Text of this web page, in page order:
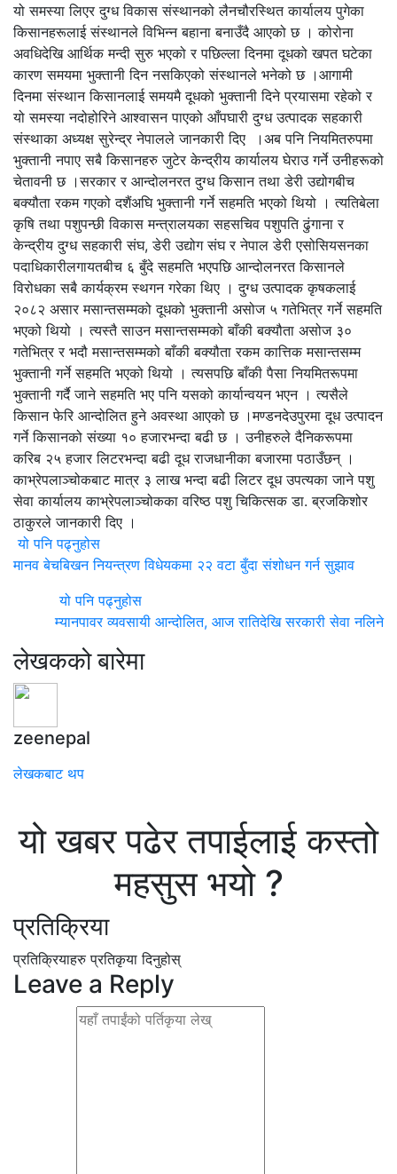
यो समस्या लिएर दुग्ध विकास संस्थानको लैनचौरस्थित कार्यालय पुगेका
किसानहरूलाई संस्थानले विभिन्न बहाना बनाउँदै आएको छ । कोरोना
अवधिदेखि आर्थिक मन्दी सुरु भएको र पछिल्ला दिनमा दूधको खपत घटेका
कारण समयमा भुक्तानी दिन नसकिएको संस्थानले भनेको छ ।आगामी
दिनमा संस्थान किसानलाई समयमै दूधको भुक्तानी दिने प्रयासमा रहेको र
यो समस्या नदोहोरिने आश्वासन पाएको आँपघारी दुग्ध उत्पादक सहकारी
संस्थाका अध्यक्ष सुरेन्द्र नेपालले जानकारी दिए ।अब पनि नियमितरुपमा
भुक्तानी नपाए सबै किसानहरु जुटेर केन्द्रीय कार्यालय घेराउ गर्ने उनीहरूको
चेतावनी छ ।सरकार र आन्दोलनरत दुग्ध किसान तथा डेरी उद्योगबीच
बक्यौता रकम गएको दशैंअघि भुक्तानी गर्ने सहमति भएको थियो । त्यतिबेला
कृषि तथा पशुपन्छी विकास मन्त्रालयका सहसचिव पशुपति ढुंगाना र
केन्द्रीय दुग्ध सहकारी संघ, डेरी उद्योग संघ र नेपाल डेरी एसोसियसनका
पदाधिकारीलगायतबीच ६ बुँदे सहमति भएपछि आन्दोलनरत किसानले
विरोधका सबै कार्यक्रम स्थगन गरेका थिए । दुग्ध उत्पादक कृषकलाई
२०८२ असार मसान्तसम्मको दूधको भुक्तानी असोज ५ गतेभित्र गर्ने सहमति
भएको थियो । त्यस्तै साउन मसान्तसम्मको बाँकी बक्यौता असोज ३०
गतेभित्र र भदौ मसान्तसम्मको बाँकी बक्यौता रकम कात्तिक मसान्तसम्म
भुक्तानी गर्ने सहमति भएको थियो । त्यसपछि बाँकी पैसा नियमितरूपमा
भुक्तानी गर्दै जाने सहमति भए पनि यसको कार्यान्वयन भएन । त्यसैले
किसान फेरि आन्दोलित हुने अवस्था आएको छ ।मण्डनदेउपुरमा दूध उत्पादन
गर्ने किसानको संख्या १० हजारभन्दा बढी छ । उनीहरुले दैनिकरूपमा
करिब २५ हजार लिटरभन्दा बढी दूध राजधानीका बजारमा पठाउँछन् ।
काभ्रेपलाञ्चोकबाट मात्र ३ लाख भन्दा बढी लिटर दूध उपत्यका जाने पशु
सेवा कार्यालय काभ्रेपलाञ्चोकका वरिष्ठ पशु चिकित्सक डा. ब्रजकिशोर
ठाकुरले जानकारी दिए ।
यो पनि पढ्नुहोस
मानव बेचबिखन नियन्त्रण विधेयकमा २२ वटा बुँदा संशोधन गर्न सुझाव
यो पनि पढ्नुहोस
म्यानपावर व्यवसायी आन्दोलित, आज रातिदेखि सरकारी सेवा नलिने
लेखकको बारेमा
zeenepal
लेखकबाट थप
यो खबर पढेर तपाईलाई कस्तो
महसुस भयो ?
प्रतिक्रिया
प्रतिक्रियाहरुप्रतिकृया दिनुहोस्
Leave a Reply